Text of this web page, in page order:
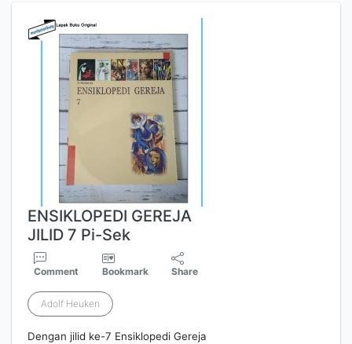
ENSIKLOPEDI GEREJA
JILID 7 Pi-Sek
Comment Bookmark Share
Adolf Heuken
Dengan jilid ke-7 Ensiklopedi Gereja